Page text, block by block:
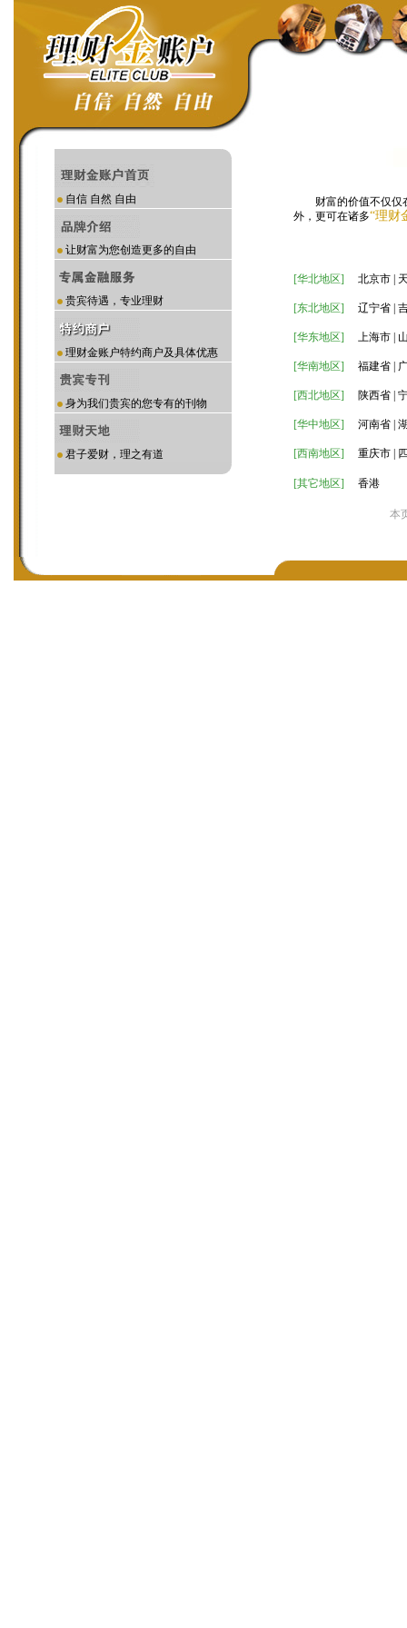
自信 自然 自由
让财富为您创造更多的自由
贵宾待遇，专业理财
理财金账户特约商户及具体优惠
身为我们贵宾的您专有的刊物
君子爱财，理之有道
财富的价值不仅
外，更可在诸多“理财
[华北地区] 北京市 | 天
[东北地区] 辽宁省 |
[华东地区] 上海市 | 山
[华南地区] 福建省 |
[西北地区] 陕西省 | 宁
[华中地区] 河南省 |
[西南地区] 重庆市 |
[其它地区] 香港
本